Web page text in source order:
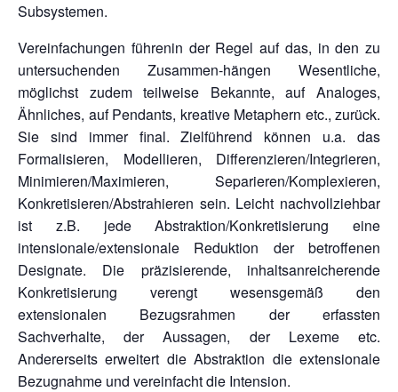
Subsystemen.
Vereinfachungen führenin der Regel auf das, in den zu
untersuchenden Zusammen-hängen Wesentliche,
möglichst zudem teilweise Bekannte, auf Analoges,
Ähnliches, auf Pendants, kreative Metaphern etc., zurück.
Sie sind immer final. Zielführend können u.a. das
Formalisieren, Modellieren, Differenzieren/Integrieren,
Minimieren/Maximieren, Separieren/Komplexieren,
Konkretisieren/Abstrahieren sein. Leicht nachvollziehbar
ist z.B. jede Abstraktion/Konkretisierung eine
intensionale/extensionale Reduktion der betroffenen
Designate. Die präzisierende, inhaltsanreicherende
Konkretisierung verengt wesensgemäß den
extensionalen Bezugsrahmen der erfassten
Sachverhalte, der Aussagen, der Lexeme etc.
Andererseits erweitert die Abstraktion die extensionale
Bezugnahme und vereinfacht die Intension.